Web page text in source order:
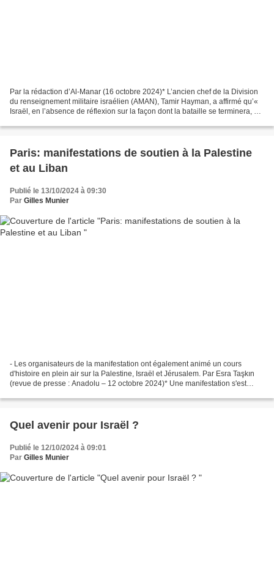
Par la rédaction d’Al-Manar (16 octobre 2024)* L’ancien chef de la Division
du renseignement militaire israélien (AMAN), Tamir Hayman, a affirmé qu’«
Israël, en l’absence de réflexion sur la façon dont la bataille se terminera, se
Paris: manifestations de soutien à la Palestine
et au Liban
Publié le 13/10/2024 à 09:30
Par Gilles Munier
- Les organisateurs de la manifestation ont également animé un cours
d'histoire en plein air sur la Palestine, Israël et Jérusalem. Par Esra Taşkın
(revue de presse : Anadolu – 12 octobre 2024)* Une manifestation s'est
Quel avenir pour Israël ?
Publié le 12/10/2024 à 09:01
Par Gilles Munier